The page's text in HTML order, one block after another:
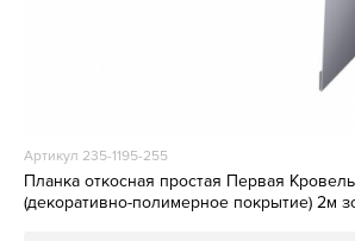
Артикул 235-1195-255
Планка откосная простая Первая
(декоративно-полимерное покрытие) 2м